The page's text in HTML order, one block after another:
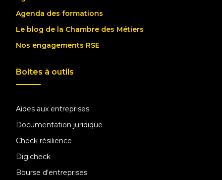
Agenda des formations
Le blog de la Chambre des Métiers
Nos engagements RSE
Boites à outils
Aides aux entreprises
Documentation juridique
Check résilience
Digicheck
Bourse d'entreprises